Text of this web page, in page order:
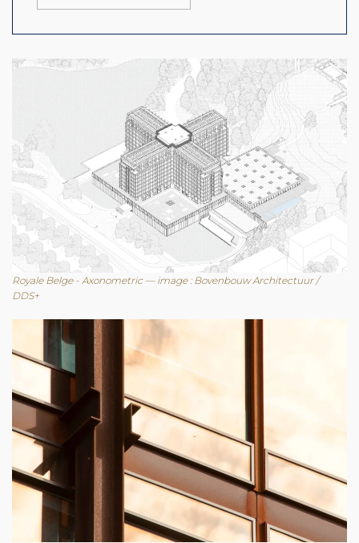
Royale Belge - Axonometric — image : Bovenbouw Architectuur /
DDS+